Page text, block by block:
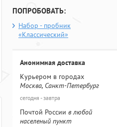
ПОПРОБОВАТЬ:
Набор - пробник
«Классический»
Анонимная доставка
Курьером в городах
Москва, Санкт-Петербург
сегодня - завтра
Почтой России в любой
населеный пункт